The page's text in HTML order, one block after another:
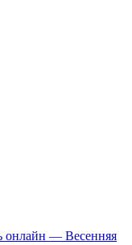
онлайн — Весенняя